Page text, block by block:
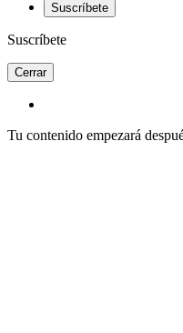
Suscríbete
Suscríbete
Cerrar
Tu contenido empezará